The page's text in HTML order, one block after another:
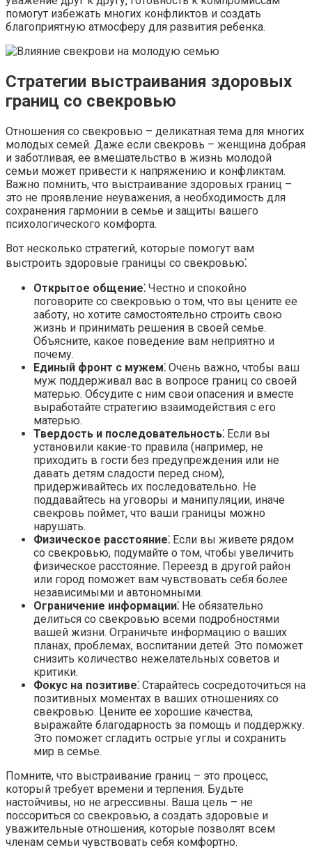
помогут избежать многих конфликтов и создать
благоприятную атмосферу для развития ребенка.​
Стратегии выстраивания здоровых
границ со свекровью
Отношения со свекровью – деликатная тема для многих
молодых семей.​ Даже если свекровь – женщина добрая
и заботливая, ее вмешательство в жизнь молодой
семьи может привести к напряжению и конфликтам.​
Важно помнить, что выстраивание здоровых границ –
это не проявление неуважения, а необходимость для
сохранения гармонии в семье и защиты вашего
психологического комфорта.​
Вот несколько стратегий, которые помогут вам
выстроить здоровые границы со свекровью⁚
Открытое общение⁚ Честно и спокойно
поговорите со свекровью о том, что вы цените ее
заботу, но хотите самостоятельно строить свою
жизнь и принимать решения в своей семье.​
Объясните, какое поведение вам неприятно и
почему.​
Единый фронт с мужем⁚ Очень важно, чтобы ваш
муж поддерживал вас в вопросе границ со своей
матерью. Обсудите с ним свои опасения и вместе
выработайте стратегию взаимодействия с его
матерью.​
Твердость и последовательность⁚ Если вы
установили какие-то правила (например, не
приходить в гости без предупреждения или не
давать детям сладости перед сном),
придерживайтесь их последовательно. Не
поддавайтесь на уговоры и манипуляции, иначе
свекровь поймет, что ваши границы можно
нарушать.​
Физическое расстояние⁚ Если вы живете рядом
со свекровью, подумайте о том, чтобы увеличить
физическое расстояние.​ Переезд в другой район
или город поможет вам чувствовать себя более
независимыми и автономными.​
Ограничение информации⁚ Не обязательно
делиться со свекровью всеми подробностями
вашей жизни.​ Ограничьте информацию о ваших
планах, проблемах, воспитании детей. Это поможет
снизить количество нежелательных советов и
критики.​
Фокус на позитиве⁚ Старайтесь сосредоточиться на
позитивных моментах в ваших отношениях со
свекровью.​ Цените ее хорошие качества,
выражайте благодарность за помощь и поддержку.​
Это поможет сгладить острые углы и сохранить
мир в семье.​
Помните, что выстраивание границ – это процесс,
который требует времени и терпения.​ Будьте
настойчивы, но не агрессивны. Ваша цель – не
поссориться со свекровью, а создать здоровые и
уважительные отношения, которые позволят всем
членам семьи чувствовать себя комфортно.​